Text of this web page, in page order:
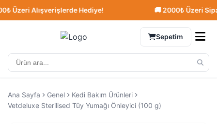
Alışverişlerde Hediye! 🚚 2000₺ Üzeri
Sepetim
Ana Sayfa Genel
Kedi Bakım Ürünleri
Vetdeluxe Sterilised Tüy Yumağı Önleyici (100 g)